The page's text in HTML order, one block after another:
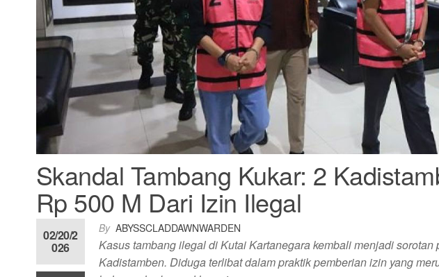
Skandal Tambang Kukar: 2
Rp 500 M Dari Izin Ilegal
By ABYSSCLADDAWNWARDEN
02/20/2
026
Kasus tambang ilegal di Kutai Kartanegara kembali menjadi
Kadistamben. Diduga terlibat dalam praktik pemberian izin yang